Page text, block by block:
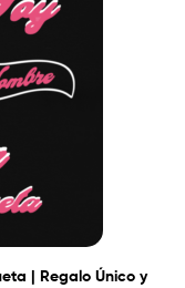
| Regalo Único y